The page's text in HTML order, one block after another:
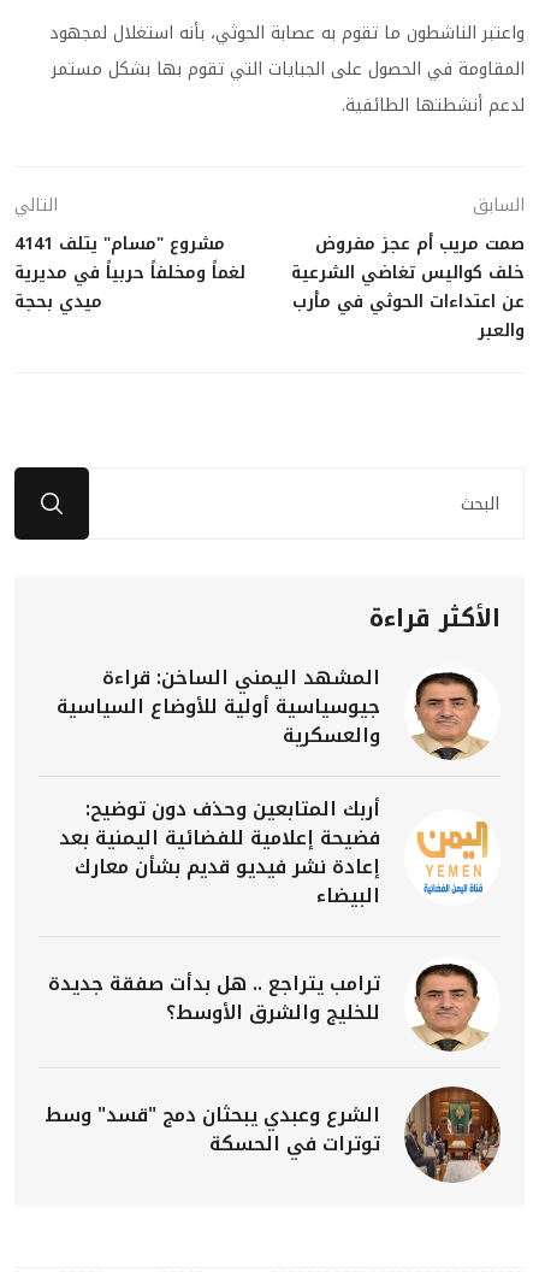
واعتبر الناشطون ما تقوم به عصابة الحوثي، بأنه استغلال لمجهود
المقاومة في الحصول على الجبايات التي تقوم بها بشكل مستمر
لدعم أنشطتها الطائفية.
السابق
صمت مريب أم عجز مفروض
خلف كواليس تغاضي الشرعية
عن اعتداءات الحوثي في مأرب
والعبر
التالي
مشروع "مسام" يتلف 4141
لغماً ومخلفاً حربياً في مديرية
ميدي بحجة
الأكثر قراءة
المشهد اليمني الساخن: قراءة
جيوسياسية أولية للأوضاع السياسية
والعسكرية
أربك المتابعين وحذف دون توضيح:
فضيحة إعلامية للفضائية اليمنية بعد
إعادة نشر فيديو قديم بشأن معارك
البيضاء
ترامب يتراجع .. هل بدأت صفقة جديدة
للخليج والشرق الأوسط؟
الشرع وعبدي يبحثان دمج "قسد" وسط
توترات في الحسكة